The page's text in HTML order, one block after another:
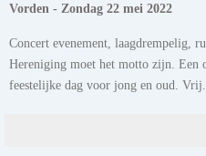
Vorden - Zondag 22 mei 2022
Concert evenement, laagdrempelig,
Hereniging moet het motto zijn. Een
feestelijke dag voor jong en oud.